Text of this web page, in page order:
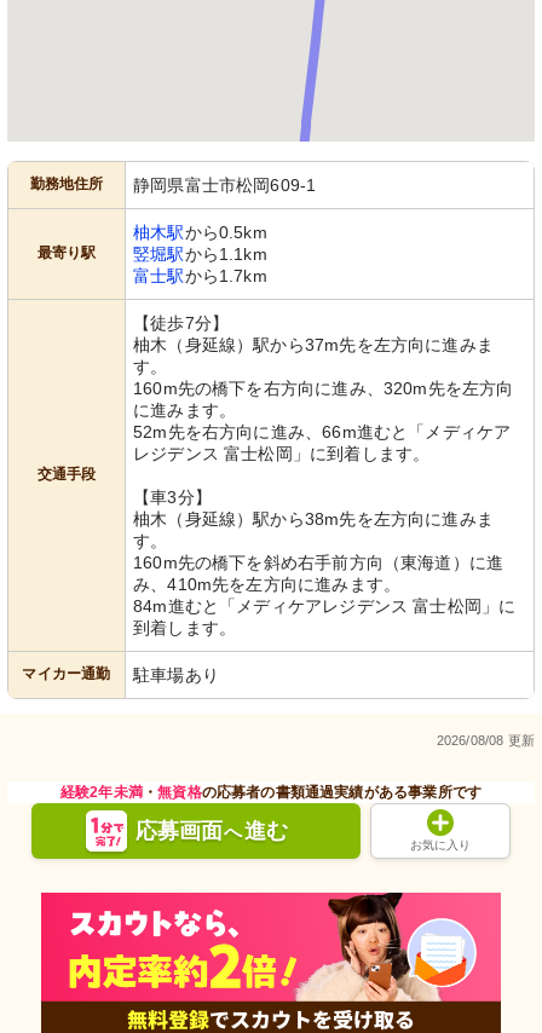
勤務地住所 静岡県富士市松岡609-1
最寄り駅
柚木駅から0.5km
竪堀駅から1.1km
富士駅から1.7km
交通手段
【徒歩7分】
柚木（身延線）駅から37m先を左方向に進みま
す。
160m先の橋下を右方向に進み、320m先を左方向
に進みます。
52m先を右方向に進み、66m進むと「メディケア
レジデンス 富士松岡」に到着します。
【車3分】
柚木（身延線）駅から38m先を左方向に進みま
す。
160m先の橋下を斜め右手前方向（東海道）に進
み、410m先を左方向に進みます。
84m進むと「メディケアレジデンス 富士松岡」に
到着します。
マイカー通勤 駐車場あり
2026/08/08 更新
経験2年未満・無資格の応募者の書類通過実績がある事業所です
応募画面へ進む
お気に入り